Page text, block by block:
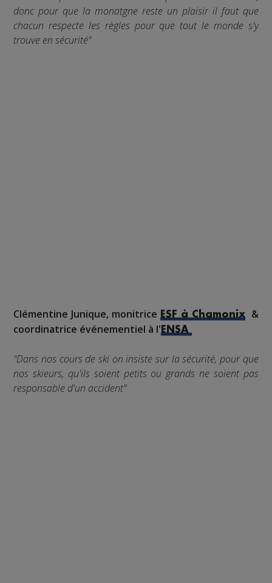
donc pour que la monatgne reste un plaisir il faut que
chacun respecte les règles pour que tout le monde s'y
trouve en sécurité"
Clémentine Junique, monitriceESF à Chamonix&
coordinatrice événementiel à l'ENSA
"Dans nos cours de ski on insiste sur la sécurité, pour que
nos skieurs, qu'ils soient petits ou grands ne soient pas
responsable d'un accident"